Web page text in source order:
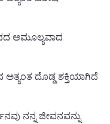
ಅಮೂಲ್ಯವಾದ
ಅತ್ಯಂತ ದೊಡ್ಡ ಶಕ್ತಿಯಾಗಿದೆ
ನನ್ನ ಜೀವನವನ್ನು